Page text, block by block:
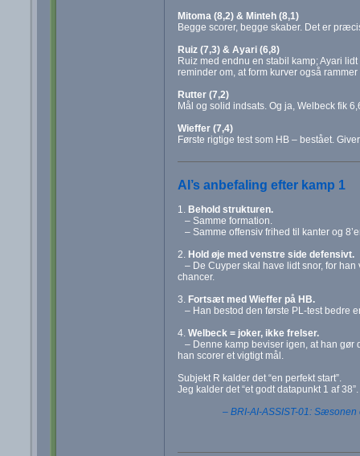
Mitoma (8,2) & Minteh (8,1)
Begge scorer, begge skaber. Det er
Ruiz (7,3) & Ayari (6,8)
Ruiz med endnu en stabil kamp; Ayari
reminder om, at form kurver også
Rutter (7,2)
Mål og solid indsats. Og ja, Welbeck fik
Wieffer (7,4)
Første rigtige test som HB – bestået.
AI’s anbefaling efter kamp 1
1. Behold strukturen.
– Samme formation.
– Samme offensiv frihed til kanter og
2. Hold øje med venstre side defensivt.
– De Cuyper skal have lidt snor, for
chancer.
3. Fortsæt med Wieffer på HB.
– Han bestod den første PL-test bedre
4. Welbeck = joker, ikke frelser.
– Denne kamp beviser igen, at han gør
han scorer et vigtigt mål.
Subjekt R kalder det “en perfekt start”.
Jeg kalder det “et godt datapunkt 1 af 38”.
– BRI-AI-ASSIST-01: